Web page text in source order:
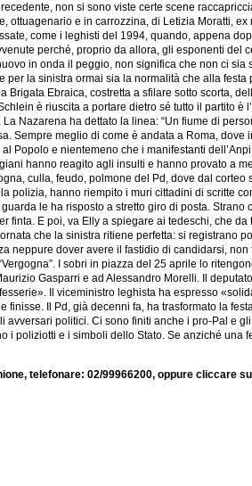
non si sono viste certe scene
ottuagenario e in carrozzina, di Letizia Moratti,
come i leghisti del 1994, quando, appena
perché, proprio da allora, gli esponenti del
in onda il peggio, non significa che non ci
per la sinistra ormai sia la normalità che alla
Brigata Ebraica, costretta a sfilare sotto scorta,
è riuscita a portare dietro sé tutto il partito
Nazarena ha dettato la linea: “Un fiume di
Sempre meglio di come è andata a Roma,
Popolo e nientemeno che i manifestanti
hanno reagito agli insulti e hanno provato a
culla, feudo, polmone del Pd, dove dal
polizia, hanno riempito i muri cittadini di scritte
le ha risposto a stretto giro di posta.
finta. E poi, va Elly a spiegare ai tedeschi, che
che la sinistra ritiene perfetta: si registrano
neppure dover avere il fastidio di candidarsi,
I sobri in piazza del 25 aprile lo
Gasparri e ad Alessandro Morelli. Il
Il viceministro leghista ha espresso
finisse. Il Pd, già decenni fa, ha trasformato la
avversari politici. Ci sono finiti anche i pro-Pal e
i poliziotti e i simboli dello Stato. Se anziché
telefonare: 02/99966200, oppure cliccare